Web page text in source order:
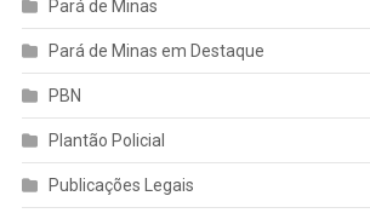
Pará de Minas
Pará de Minas em Destaque
PBN
Plantão Policial
Publicações Legais